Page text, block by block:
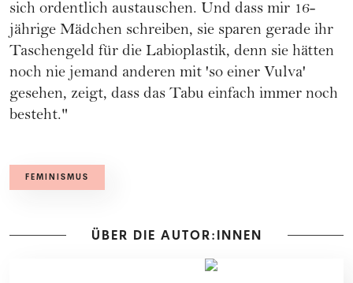
sich ordentlich austauschen. Und dass mir 16-
jährige Mädchen schreiben, sie sparen gerade ihr
Taschengeld für die Labioplastik, denn sie hätten
noch nie jemand anderen mit 'so einer Vulva'
gesehen, zeigt, dass das Tabu einfach immer noch
besteht."
FEMINISMUS
ÜBER DIE AUTOR:INNEN